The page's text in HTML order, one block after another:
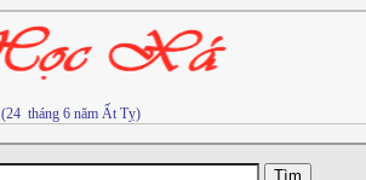
(24 tháng 6 năm Ất Tỵ)